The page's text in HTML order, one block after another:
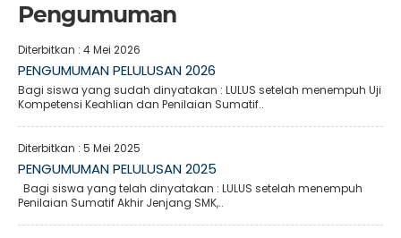
Pengumuman
Diterbitkan : 4 Mei 2026
PENGUMUMAN PELULUSAN 2026
Bagi siswa yang sudah dinyatakan : LULUS setelah menempuh Uji
Kompetensi Keahlian dan Penilaian Sumatif..
Diterbitkan : 5 Mei 2025
PENGUMUMAN PELULUSAN 2025
Bagi siswa yang telah dinyatakan : LULUS setelah menempuh
Penilaian Sumatif Akhir Jenjang SMK,..